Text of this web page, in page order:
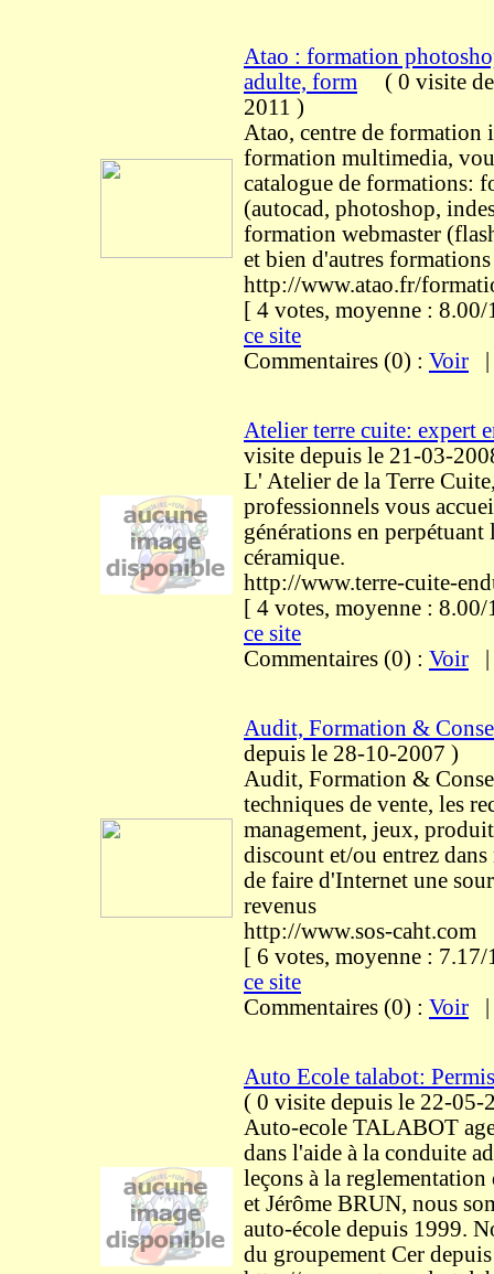
Atao : formation
adulte, form ( 0 visite
2011 )
Atao, centre de formation
formation multimedia,
catalogue de formations:
(autocad, photoshop,
formation webmaster
et bien d'autres formations
http://www.atao.fr/
[ 4 votes, moyenne :
ce site
Commentaires (0) : Voir
Atelier terre cuite: expert
visite depuis le 21-03-
L' Atelier de la Terre
professionnels vous
générations en perpétuant
céramique.
http://www.terre-cuite-
[ 4 votes, moyenne :
ce site
Commentaires (0) : Voir
Audit, Formation &
depuis le 28-10-2007 )
Audit, Formation &
techniques de vente, les
management, jeux,
discount et/ou entrez
de faire d'Internet une
revenus
http://www.sos-caht.com
[ 6 votes, moyenne :
ce site
Commentaires (0) : Voir
Auto Ecole talabot:
( 0 visite depuis le 22-05-
Auto-ecole TALABOT
dans l'aide à la conduite
leçons à la
et Jérôme BRUN, nous
auto-école depuis 1999.
du groupement Cer